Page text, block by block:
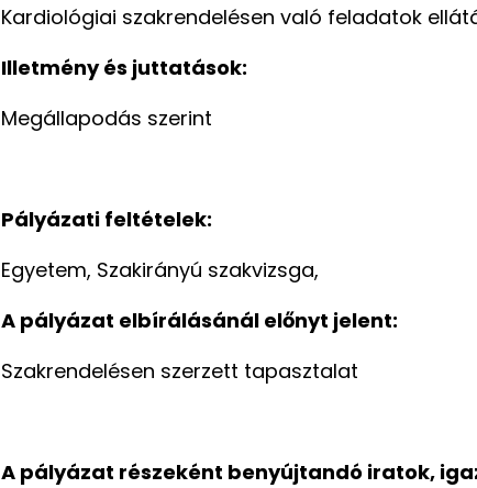
Kardiológiai szakrendelésen való feladatok
Illetmény és juttatások:
Megállapodás szerint
Pályázati feltételek:
Egyetem, Szakirányú szakvizsga,
A pályázat elbírálásánál előnyt jelent:
Szakrendelésen szerzett tapasztalat
A pályázat részeként benyújtandó iratok,